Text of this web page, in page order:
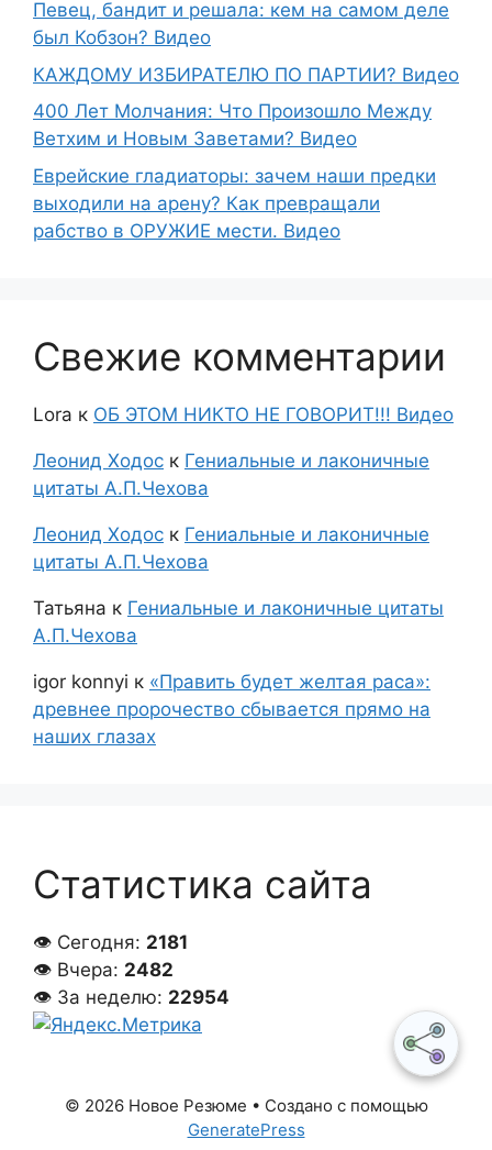
Певец, бандит и решала: кем на самом деле
был Кобзон? Видео
КАЖДОМУ ИЗБИРАТЕЛЮ ПО ПАРТИИ? Видео
400 Лет Молчания: Что Произошло Между
Ветхим и Новым Заветами? Видео
Еврейские гладиаторы: зачем наши предки
выходили на арену? Как превращали
рабство в ОРУЖИЕ мести. Видео
Свежие комментарии
Lora к ОБ ЭТОМ НИКТО НЕ ГОВОРИТ!!! Видео
Леонид Ходос к Гениальные и лаконичные
цитаты А.П.Чехова
Леонид Ходос к Гениальные и лаконичные
цитаты А.П.Чехова
Татьяна к Гениальные и лаконичные цитаты
А.П.Чехова
igor konnyi к «Править будет желтая раса»:
древнее пророчество сбывается прямо на
наших глазах
Статистика сайта
👁 Сегодня: 2181
👁 Вчера: 2482
👁 За неделю: 22954
© 2026 Новое Резюме • Создано с помощью
GeneratePress